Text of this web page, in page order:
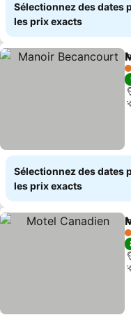
Sélectionnez des dates
les prix exacts
3
Sélectionnez des dates
les prix exacts
2